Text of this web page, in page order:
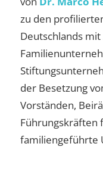
zu den
Deutschlands
der Besetzung
Vorständen,
Führungskräften
familiengeführte